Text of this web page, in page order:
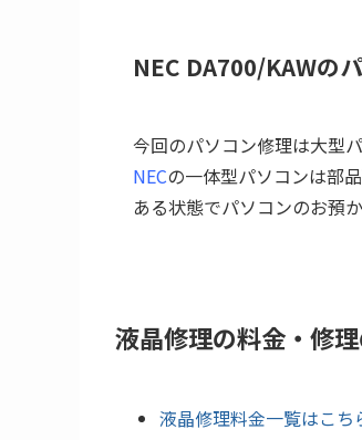
NEC DA700/KAWの
今回のパソコン修理は大型
NECの一体型パソコンは部
ある状態でパソコンのお預
液晶修理の料金・修
液晶修理料金一覧はこち